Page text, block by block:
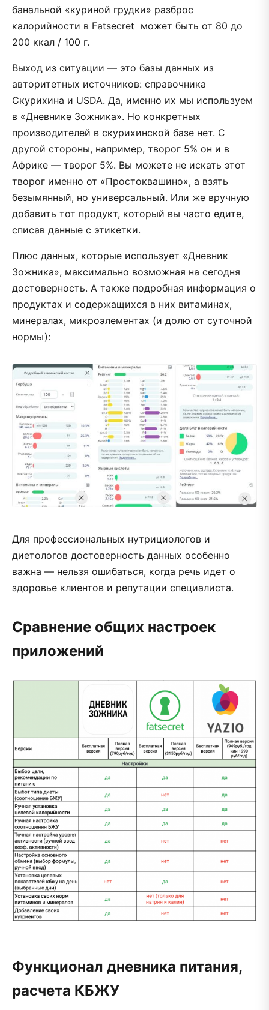
банальной «куриной грудки» разброс
калорийности в Fatsecret может быть от 80 до
200 ккал / 100 г.
Выход из ситуации — это базы данных из
авторитетных источников: справочника
Скурихина и USDA. Да, именно их мы используем
в «Дневнике Зожника». Но конкретных
производителей в скурихинской базе нет. С
другой стороны, например, творог 5% он и в
Африке — творог 5%. Вы можете не искать этот
творог именно от «Простоквашино», а взять
безымянный, но универсальный. Или же вручную
добавить тот продукт, который вы часто едите,
списав данные с этикетки.
Плюс данных, которые использует «Дневник
Зожника», максимально возможная на сегодня
достоверность. А также подробная информация о
продуктах и содержащихся в них витаминах,
минералах, микроэлементах (и долю от суточной
нормы):
Для профессиональных нутрициологов и
диетологов достоверность данных особенно
важна — нельзя ошибаться, когда речь идет о
здоровье клиентов и репутации специалиста.
Сравнение общих настроек
приложений
Функционал дневника питания,
расчета КБЖУ